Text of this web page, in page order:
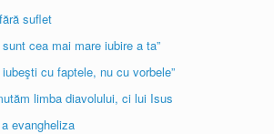
suflet
cea mai mare iubire a ta”
cu faptele, nu cu vorbele”
limba diavolului, ci lui Isus
evangheliza